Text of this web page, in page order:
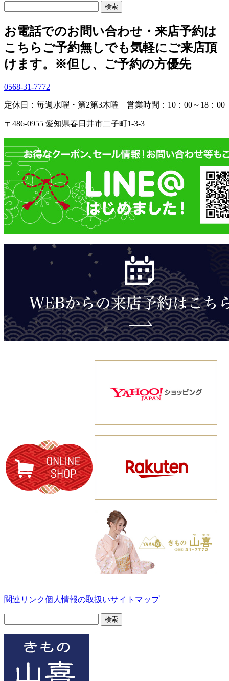
お電話でのお問い合わせ・ 来店予約は
こちらご予約無しでも気軽にご来店頂
けます。
※但し、ご予約の方優先
0568-31-7772
定休日：毎週水曜・第2第3木曜 営業時間：10：00～18：00
〒486-0955 愛知県春日井市二子町1-3-3
関連リンク個人情報の取扱いサイトマップ